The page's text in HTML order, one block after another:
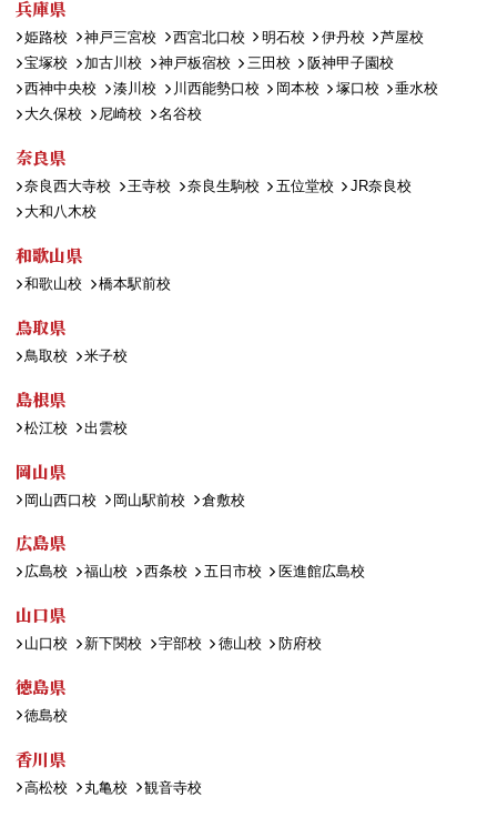
兵庫県
姫路校 神戸三宮校 西宮北口校 明石校 伊丹校
芦屋校
宝塚校
加古川校 神戸板宿校 三田校
阪神甲子園校
西神中央校
湊川校 川西能勢口校 岡本校 塚口校
垂水校
大久保校
尼崎校 名谷校
奈良県
奈良西大寺校 王寺校 奈良生駒校 五位堂校
JR奈良校
大和八木校
和歌山県
和歌山校 橋本駅前校
鳥取県
鳥取校 米子校
島根県
松江校 出雲校
岡山県
岡山西口校 岡山駅前校 倉敷校
広島県
広島校 福山校 西条校 五日市校 医進館広島校
山口県
山口校 新下関校 宇部校 徳山校 防府校
徳島県
徳島校
香川県
高松校 丸亀校 観音寺校